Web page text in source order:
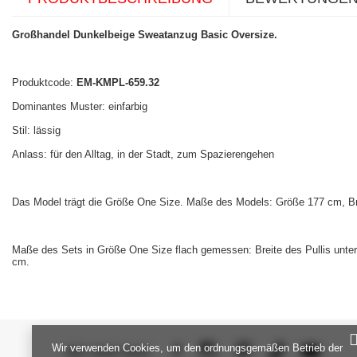
Großhandel Dunkelbeige Sweatanzug Basic Oversize.
Produktcode: EM-KMPL-659.32
Dominantes Muster: einfarbig
Stil: lässig
Anlass: für den Alltag, in der Stadt, zum Spazierengehen
Das Model trägt die Größe One Size. Maße des Models: Größe 177 cm,
Maße des Sets in Größe One Size flach gemessen: Breite des Pullis
cm.
SEI UNS NAH
Wir verwenden Cookies, um den ordnungsgemäßen Betrieb der